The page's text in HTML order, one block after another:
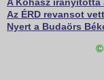
Az ÉRD revansot vett
Nyert a Budaörs